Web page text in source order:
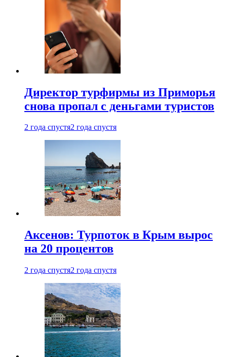
Директор турфирмы из Приморья
снова пропал с деньгами туристов
2 года спустя2 года спустя
Аксенов: Турпоток в Крым вырос
на 20 процентов
2 года спустя2 года спустя